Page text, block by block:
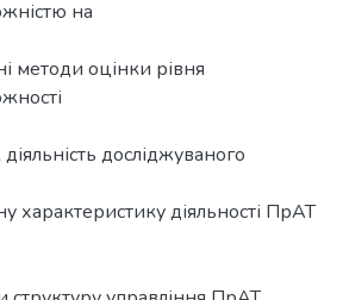
на
методи оцінки рівня
досліджуваного
характеристику діяльності ПрАТ